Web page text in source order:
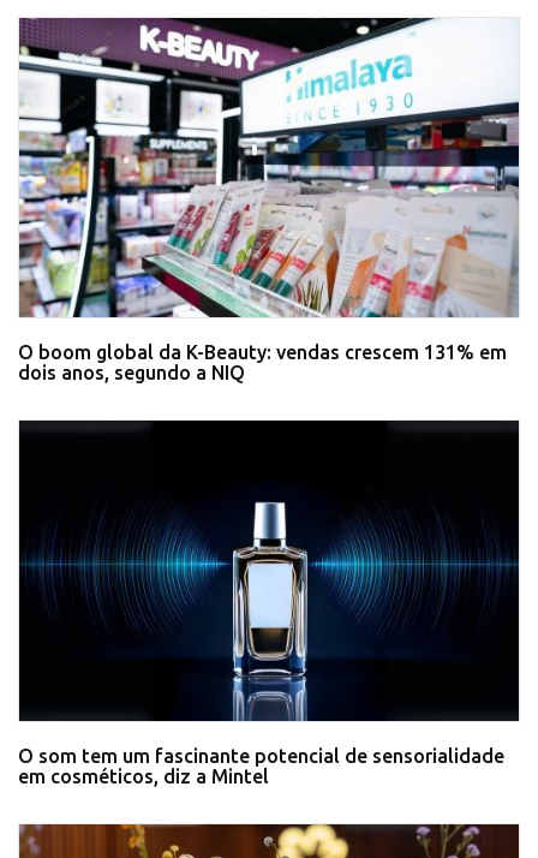
O boom global da K-Beauty: vendas crescem 131% em
dois anos, segundo a NIQ
O som tem um fascinante potencial de sensorialidade
em cosméticos, diz a Mintel